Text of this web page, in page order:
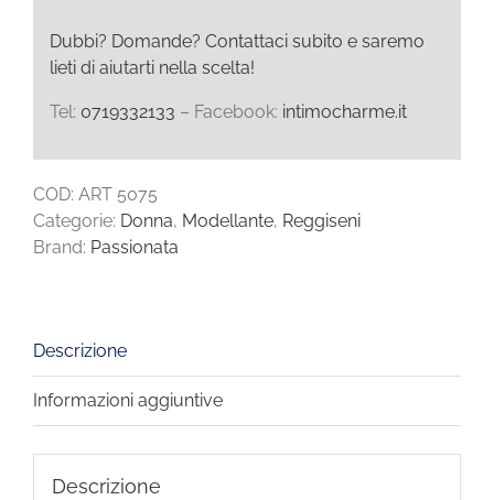
quantità
Dubbi? Domande? Contattaci subito e saremo
lieti di aiutarti nella scelta!
Tel: 0719332133 – Facebook: intimocharme.it
COD: ART 5075
Categorie: Donna, Modellante, Reggiseni
Brand: Passionata
Descrizione
Informazioni aggiuntive
Descrizione